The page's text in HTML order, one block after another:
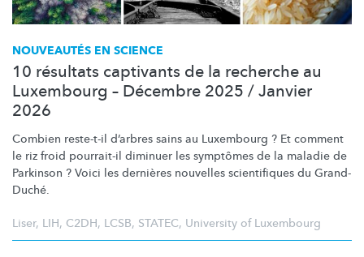
NOUVEAUTÉS EN SCIENCE
10 résultats captivants de la recherche au
Luxembourg – Décembre 2025 / Janvier
2026
Combien reste-t-il d’arbres sains au Luxembourg ? Et comment
le riz froid pourrait-il diminuer les symptômes de la maladie de
Parkinson ? Voici les dernières nouvelles scientifiques du Grand-
Duché.
Liser, LIH, C2DH, LCSB, STATEC, University of Luxembourg